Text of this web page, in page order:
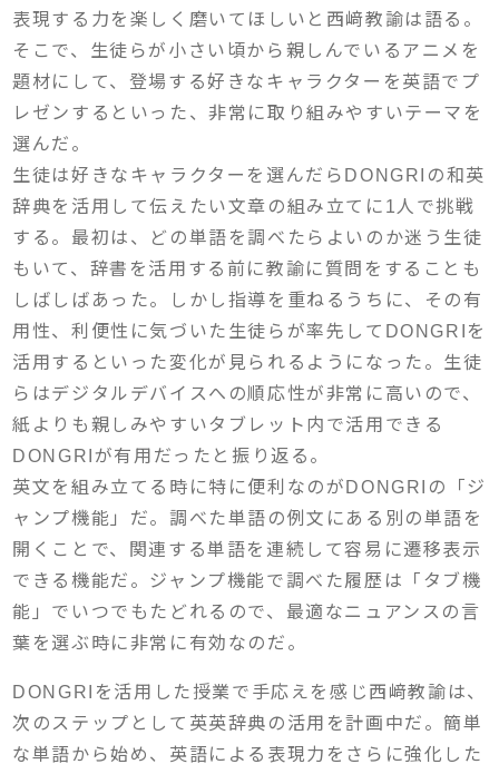
表現する力を楽しく磨いてほしいと西﨑教諭は語る。
そこで、生徒らが小さい頃から親しんでいるアニメを
題材にして、登場する好きなキャラクターを英語でプ
レゼンするといった、非常に取り組みやすいテーマを
選んだ。
生徒は好きなキャラクターを選んだらDONGRIの和英
辞典を活用して伝えたい文章の組み立てに1人で挑戦
する。最初は、どの単語を調べたらよいのか迷う生徒
もいて、辞書を活用する前に教諭に質問をすることも
しばしばあった。しかし指導を重ねるうちに、その有
用性、利便性に気づいた生徒らが率先してDONGRIを
活用するといった変化が見られるようになった。生徒
らはデジタルデバイスへの順応性が非常に高いので、
紙よりも親しみやすいタブレット内で活用できる
DONGRIが有用だったと振り返る。
英文を組み立てる時に特に便利なのがDONGRIの「ジ
ャンプ機能」だ。調べた単語の例文にある別の単語を
開くことで、関連する単語を連続して容易に遷移表示
できる機能だ。ジャンプ機能で調べた履歴は「タブ機
能」でいつでもたどれるので、最適なニュアンスの言
葉を選ぶ時に非常に有効なのだ。
DONGRIを活用した授業で手応えを感じ西﨑教諭は、
次のステップとして英英辞典の活用を計画中だ。簡単
な単語から始め、英語による表現力をさらに強化した